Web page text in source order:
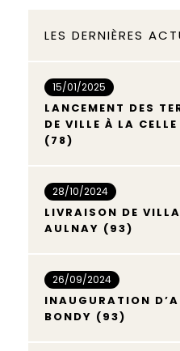
LES DERNIÈRES
15/01/2025
LANCEMENT DES
DE VILLE À LA
(78)
28/10/2024
LIVRAISON DE
AULNAY (93)
26/09/2024
INAUGURATION
BONDY (93)